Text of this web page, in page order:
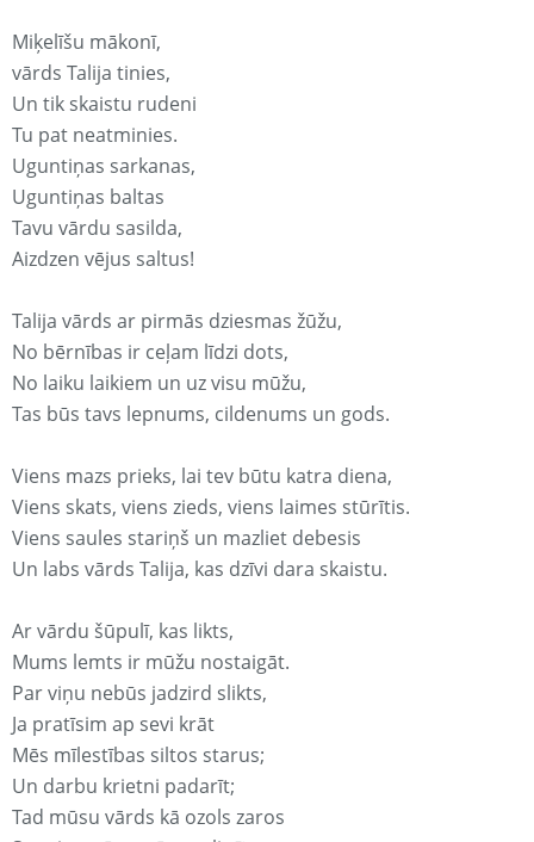
Miķelīšu mākonī,
vārds Talija tinies,
Un tik skaistu rudeni
Tu pat neatminies.
Uguntiņas sarkanas,
Uguntiņas baltas
Tavu vārdu sasilda,
Aizdzen vējus saltus!
Talija vārds ar pirmās dziesmas žūžu,
No bērnības ir ceļam līdzi dots,
No laiku laikiem un uz visu mūžu,
Tas būs tavs lepnums, cildenums un gods.
Viens mazs prieks, lai tev būtu katra diena,
Viens skats, viens zieds, viens laimes stūrītis.
Viens saules stariņš un mazliet debesis
Un labs vārds Talija, kas dzīvi dara skaistu.
Ar vārdu šūpulī, kas likts,
Mums lemts ir mūžu nostaigāt.
Par viņu nebūs jadzird slikts,
Ja pratīsim ap sevi krāt
Mēs mīlestības siltos starus;
Un darbu krietni padarīt;
Tad mūsu vārds kā ozols zaros